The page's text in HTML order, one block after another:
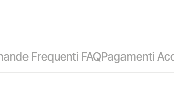
Frequenti FAQPagamenti